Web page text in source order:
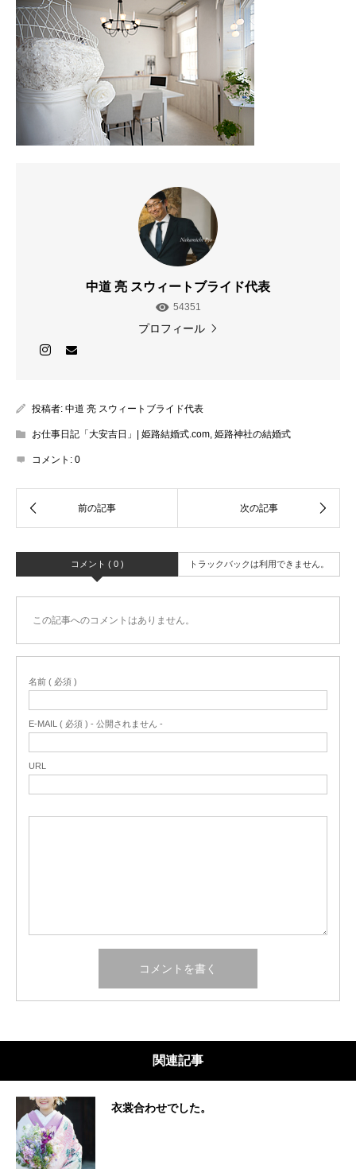
中道 亮 スウィートブライド代表
54351
プロフィール
投稿者: 中道 亮 スウィートブライド代表
お仕事日記「大安吉日」| 姫路結婚式.com, 姫路神社の結婚式
コメント: 0
コメント ( 0 ) トラックバックは利用できません。
この記事へのコメントはありません。
名前 ( 必須 )
E-MAIL ( 必須 ) - 公開されません -
URL
関連記事
衣裳合わせでした。